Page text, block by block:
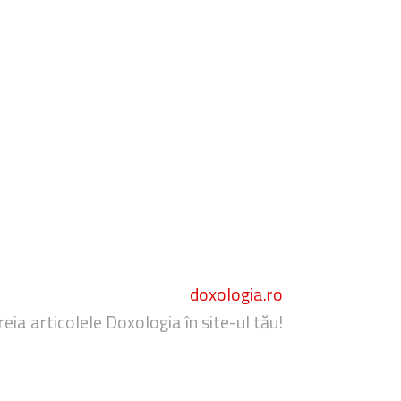
doxologia.ro
articolele Doxologia în site-ul tău!